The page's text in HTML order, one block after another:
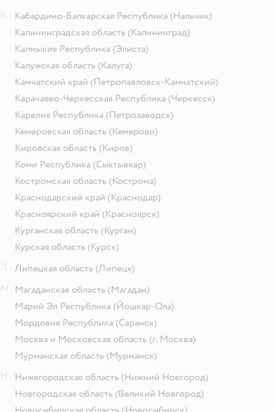
Кабардино-Балкарская Республика (Нальчик)
Калининградская область (Калининград)
Калмыкия Республика (Элиста)
Калужская область (Калуга)
Камчатский край (Петропавловск-Камчатский)
Карачаево-Черкесская Республика (Черкесск)
Карелия Республика (Петрозаводск)
Кемеровская область (Кемерово)
Кировская область (Киров)
Коми Республика (Сыктывкар)
Костромская область (Кострома)
Краснодарский край (Краснодар)
Красноярский край (Красноярск)
Курганская область (Курган)
Курская область (Курск)
Липецкая область (Липецк)
Магаданская область (Магадан)
Марий Эл Республика (Йошкар-Ола)
Мордовия Республика (Саранск)
Москва и Московская область (г. Москва)
Мурманская область (Мурманск)
Нижегородская область (Нижний Новгород)
Новгородская область (Великий Новгород)